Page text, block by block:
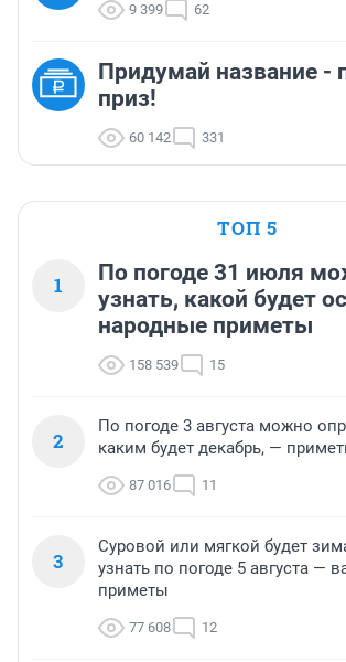
9 399 62
Придумай название -
приз!
60 142 331
ТОП 5
1
По погоде 31 июля
узнать, какой будет
народные приметы
158 539 15
2
По погоде 3 августа можно
каким будет декабрь, —
87 016 11
3
Суровой или мягкой будет
узнать по погоде 5 августа —
приметы
77 608 12